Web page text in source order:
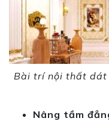
Bài trí nội thất dát
Nâng tầm